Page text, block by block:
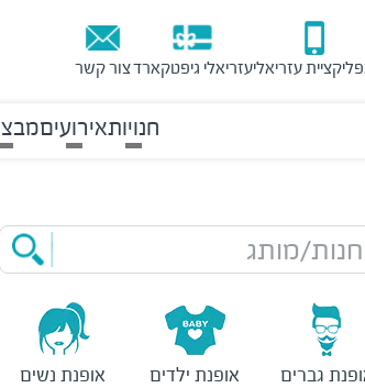
עזריאליעזריאלי גיפטקארדצור קשר
חנויותאירועים
מותג
גברים
אופנת ילדים
אופנת נשים